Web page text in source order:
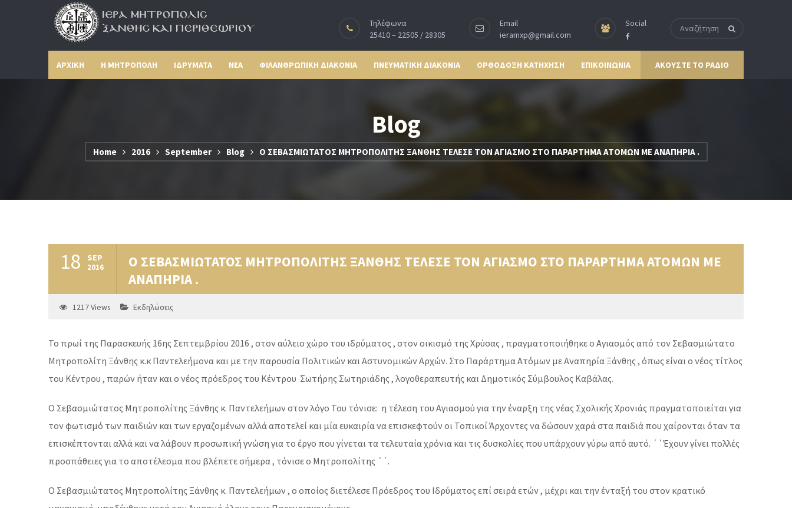
Τηλέφωνα
25410 – 22505 / 28305
Email
ieramxp@gmail.com
Social
ΑΡΧΙΚΗ Η ΜΗΤΡΟΠΟΛΗ ΙΔΡΥΜΑΤΑ ΝΕΑ ΦΙΛΑΝΘΡΩΠΙΚΗ ΔΙΑΚΟΝΙΑ ΠΝΕΥΜΑΤΙΚΗ ΔΙΑΚΟΝΙΑ ΟΡΘΟΔΟΞΗ ΚΑΤΗΧΗΣΗ ΕΠΙΚΟΙΝΩΝΙΑ ΑΚΟΥΣΤΕ ΤΟ ΡΑΔΙΟ
Blog
Home 2016 September Blog Ο ΣΕΒΑΣΜΙΩΤΑΤΟΣ ΜΗΤΡΟΠΟΛΙΤΗΣ ΞΑΝΘΗΣ ΤΕΛΕΣΕ ΤΟΝ ΑΓΙΑΣΜΟ ΣΤΟ ΠΑΡΑΡΤΗΜΑ ΑΤΟΜΩΝ ΜΕ ΑΝΑΠΗΡΙΑ .
18 SEP
2016
Ο ΣΕΒΑΣΜΙΩΤΑΤΟΣ ΜΗΤΡΟΠΟΛΙΤΗΣ ΞΑΝΘΗΣ ΤΕΛΕΣΕ ΤΟΝ ΑΓΙΑΣΜΟ ΣΤΟ ΠΑΡΑΡΤΗΜΑ ΑΤΟΜΩΝ ΜΕ
ΑΝΑΠΗΡΙΑ .
1217Views Εκδηλώσεις
Το πρωί της Παρασκευής 16ης Σεπτεμβρίου 2016 , στον αύλειο χώρο του ιδρύματος , στον οικισμό της Χρύσας , πραγματοποιήθηκε ο Αγιασμός από τον Σεβασμιώτατο
Μητροπολίτη Ξάνθης κ.κ Παντελεήμονα και με την παρουσία Πολιτικών και Αστυνομικών Αρχών. Στο Παράρτημα Ατόμων με Αναπηρία Ξάνθης , όπως είναι ο νέος τίτλος
του Κέντρου , παρών ήταν και ο νέος πρόεδρος του Κέντρου Σωτήρης Σωτηριάδης , λογοθεραπευτής και Δημοτικός Σύμβουλος Καβάλας.
Ο Σεβασμιώτατος Μητροπολίτης Ξάνθης κ. Παντελεήμων στον λόγο Του τόνισε: η τέλεση του Αγιασμού για την έναρξη της νέας Σχολικής Χρονιάς πραγματοποιείται για
τον φωτισμό των παιδιών και των εργαζομένων αλλά αποτελεί και μία ευκαιρία να επισκεφτούν οι Τοπικοί Άρχοντες να δώσουν χαρά στα παιδιά που χαίρονται όταν τα
επισκέπτονται αλλά και να λάβουν προσωπική γνώση για το έργο που γίνεται τα τελευταία χρόνια και τις δυσκολίες που υπάρχουν γύρω από αυτό. ΄΄Έχουν γίνει πολλές
προσπάθειες για το αποτέλεσμα που βλέπετε σήμερα , τόνισε ο Μητροπολίτης ΄΄.
Ο Σεβασμιώτατος Μητροπολίτης Ξάνθης κ. Παντελεήμων , ο οποίος διετέλεσε Πρόεδρος του Ιδρύματος επί σειρά ετών , μέχρι και την ένταξή του στον κρατικό